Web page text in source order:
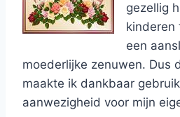
gezellig
kinderen
een
moederlijke zenuwen. Dus
maakte ik dankbaar
aanwezigheid voor mijn